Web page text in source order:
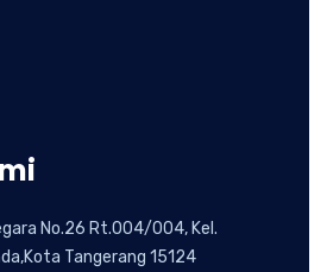
No.26 Rt.004/004, Kel.
Tangerang 15124